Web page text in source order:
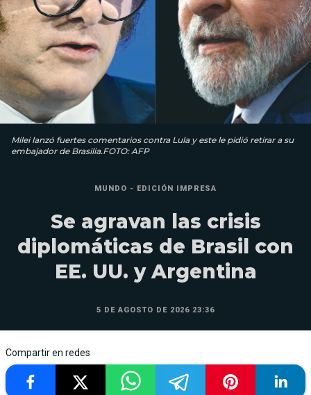
Milei lanzó fuertes comentarios contra Lula y este le pidió retirar a su
embajador de Brasilia.FOTO: AFP
MUNDO - EDICIÓN IMPRESA
Se agravan las crisis
diplomáticas de Brasil con
EE. UU. y Argentina
5 DE AGOSTO DE 2026 23:36
Compartir en redes